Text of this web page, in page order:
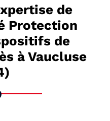
de
Protection
de
à Vaucluse